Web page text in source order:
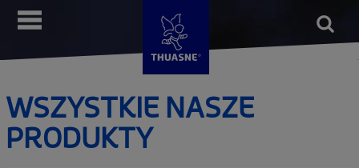
Przejdź
Open
form Menu
WSZYSTKIE NASZE
PRODUKTY